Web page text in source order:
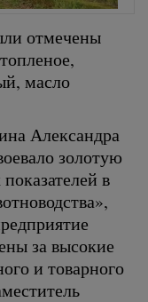
отмечены
масло
Александра
золотую
в
за высокие
и товарного